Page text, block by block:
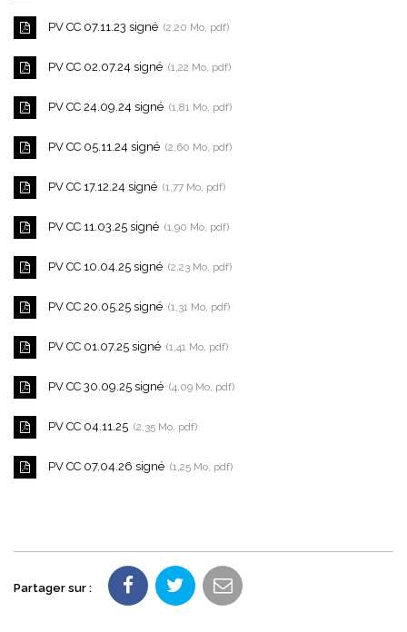
PV CC 07.11.23 signé 2,20 Mo, pdf
PV CC 02.07.24 signé 1,22 Mo, pdf
PV CC 24.09.24 signé 1,81 Mo, pdf
PV CC 05.11.24 signé 2,60 Mo, pdf
PV CC 17.12.24 signé 1,77 Mo, pdf
PV CC 11.03.25 signé 1,90 Mo, pdf
PV CC 10.04.25 signé 2,23 Mo, pdf
PV CC 20.05.25 signé 1,31 Mo, pdf
PV CC 01.07.25 signé 1,41 Mo, pdf
PV CC 30.09.25 signé 4,09 Mo, pdf
PV CC 04.11.25 2,35 Mo, pdf
PV CC 07.04.26 signé 1,25 Mo, pdf
Partager sur :